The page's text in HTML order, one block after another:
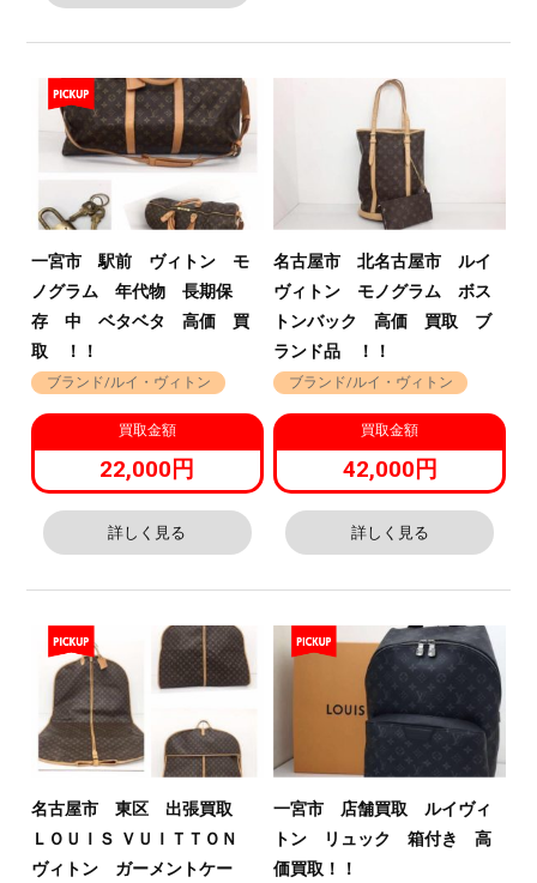
一宮市 駅前 ヴィトン モ
ノグラム 年代物 長期保
存 中 ベタベタ 高価 買
取 ！！
ブランド/ルイ・ヴィトン
買取金額
22,000円
詳しく見る
名古屋市 北名古屋市 ルイ
ヴィトン モノグラム ボス
トンバック 高価 買取 ブ
ランド品 ！！
ブランド/ルイ・ヴィトン
買取金額
42,000円
詳しく見る
名古屋市 東区 出張買取
ＬＯＵＩＳ ＶＵＩＴＴＯＮ
ヴィトン ガーメントケー
一宮市 店舗買取 ルイヴィ
トン リュック 箱付き 高
価買取！！